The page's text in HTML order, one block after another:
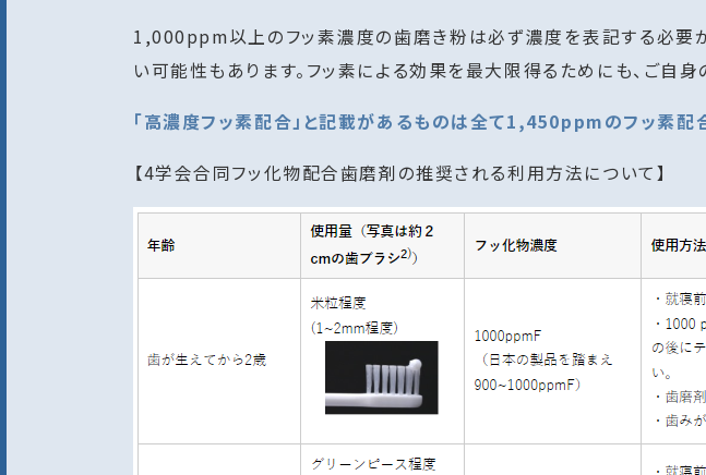
1,000ppm以上のフッ素濃度の歯磨き粉は必ず濃度を表記する必要
い可能性もあります。フッ素による効果を最大限得るためにも、ご自
「高濃度フッ素配合」と記載があるものは全て1,450ppmのフッ素配
【4学会合同フッ化物配合歯磨剤の推奨される利用方法について】